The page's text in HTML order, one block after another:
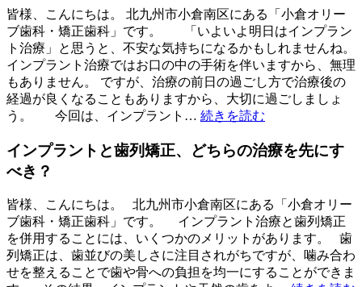
皆様、こんにちは。 北九州市小倉南区にある「小倉オリー
ブ歯科・矯正歯科」です。 「いよいよ明日はインプラン
ト治療」と思うと、不安な気持ちになるかもしれませんね。
インプラント治療ではお口の中の手術を伴いますから、無理
もありません。 ですが、治療の前日の過ごし方で治療後の
経過が良くなることもありますから、大切に過ごしましょ
う。 今回は、インプラント… 続きを読む
インプラントと歯列矯正、どちらの治療を先にす
べき？
皆様、こんにちは。 北九州市小倉南区にある「小倉オリー
ブ歯科・矯正歯科」です。 インプラント治療と歯列矯正
を併用することには、いくつかのメリットがあります。 歯
列矯正は、歯並びの美しさに注目されがちですが、噛み合わ
せを整えることで歯や骨への負担を均一にすることができま